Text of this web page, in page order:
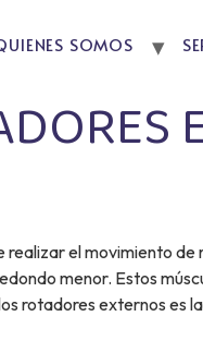
SOMOS
el movimiento
menor. Estos
rotadores externos es